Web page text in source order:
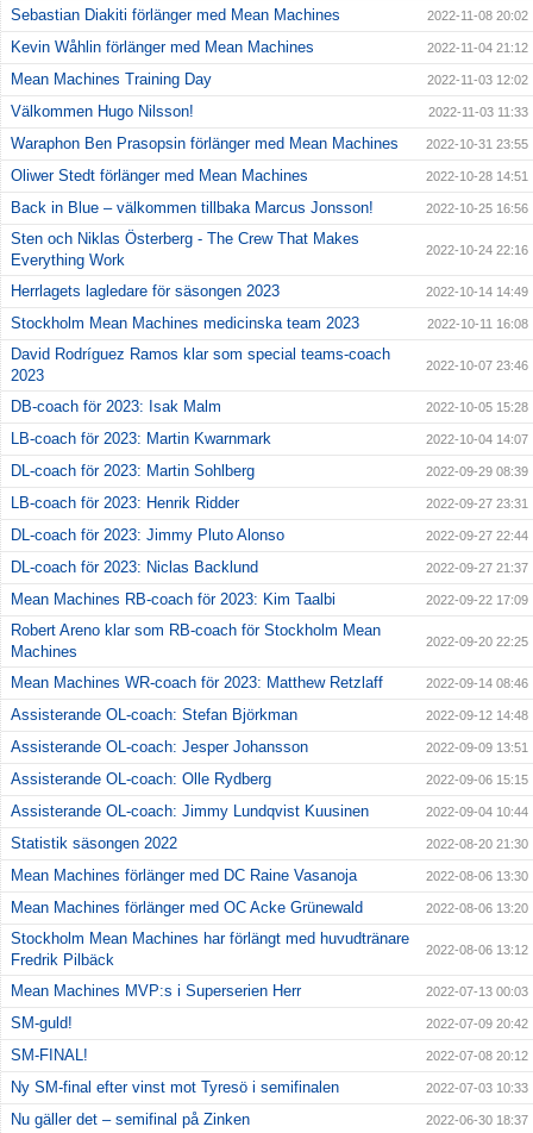
Sebastian Diakiti förlänger med Mean Machines 2022-11-08 20:02
Kevin Wåhlin förlänger med Mean Machines 2022-11-04 21:12
Mean Machines Training Day 2022-11-03 12:02
Välkommen Hugo Nilsson! 2022-11-03 11:33
Waraphon Ben Prasopsin förlänger med Mean Machines 2022-10-31 23:55
Oliwer Stedt förlänger med Mean Machines 2022-10-28 14:51
Back in Blue – välkommen tillbaka Marcus Jonsson! 2022-10-25 16:56
Sten och Niklas Österberg - The Crew That Makes
Everything Work
2022-10-24 22:16
Herrlagets lagledare för säsongen 2023 2022-10-14 14:49
Stockholm Mean Machines medicinska team 2023 2022-10-11 16:08
David Rodríguez Ramos klar som special teams-coach
2023
2022-10-07 23:46
DB-coach för 2023: Isak Malm 2022-10-05 15:28
LB-coach för 2023: Martin Kwarnmark 2022-10-04 14:07
DL-coach för 2023: Martin Sohlberg 2022-09-29 08:39
LB-coach för 2023: Henrik Ridder 2022-09-27 23:31
DL-coach för 2023: Jimmy Pluto Alonso 2022-09-27 22:44
DL-coach för 2023: Niclas Backlund 2022-09-27 21:37
Mean Machines RB-coach för 2023: Kim Taalbi 2022-09-22 17:09
Robert Areno klar som RB-coach för Stockholm Mean
Machines
2022-09-20 22:25
Mean Machines WR-coach för 2023: Matthew Retzlaff 2022-09-14 08:46
Assisterande OL-coach: Stefan Björkman 2022-09-12 14:48
Assisterande OL-coach: Jesper Johansson 2022-09-09 13:51
Assisterande OL-coach: Olle Rydberg 2022-09-06 15:15
Assisterande OL-coach: Jimmy Lundqvist Kuusinen 2022-09-04 10:44
Statistik säsongen 2022 2022-08-20 21:30
Mean Machines förlänger med DC Raine Vasanoja 2022-08-06 13:30
Mean Machines förlänger med OC Acke Grünewald 2022-08-06 13:20
Stockholm Mean Machines har förlängt med huvudtränare
Fredrik Pilbäck
2022-08-06 13:12
Mean Machines MVP:s i Superserien Herr 2022-07-13 00:03
SM-guld! 2022-07-09 20:42
SM-FINAL! 2022-07-08 20:12
Ny SM-final efter vinst mot Tyresö i semifinalen 2022-07-03 10:33
Nu gäller det – semifinal på Zinken 2022-06-30 18:37